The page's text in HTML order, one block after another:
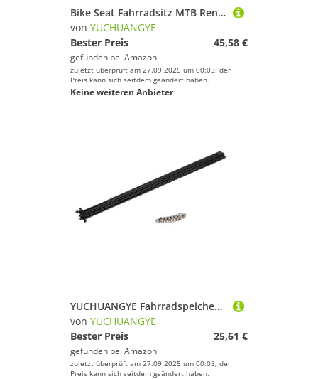
Bike Seat Fahrradsitz MTB Rennrad Sättel Pu Retro braun ultraleichte atmungsaktiv(Brown)
von YUCHUANGYE
Bester Preis
45,58 €
gefunden bei Amazon
zuletzt überprüft am 27.09.2025 um 00:03; der
Preis kann sich seitdem geändert haben.
Keine weiteren Anbieter
YUCHUANGYE Fahrradspeichen 10PCS Fahrradspeichen Edelstahl 14G Schwarze(10PCS-Black-288mm)
von YUCHUANGYE
Bester Preis
25,61 €
gefunden bei Amazon
zuletzt überprüft am 27.09.2025 um 00:03; der
Preis kann sich seitdem geändert haben.